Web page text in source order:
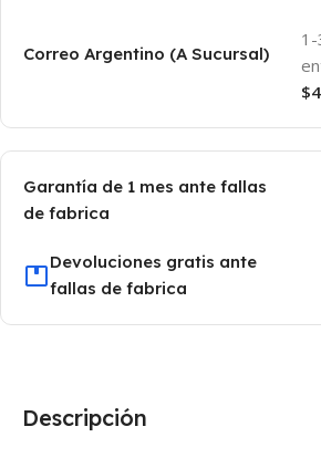
Correo Argentino (A Sucursal)
1-
Garantía de 1 mes ante fallas
de fabrica
Devoluciones gratis ante
fallas de fabrica
Descripción